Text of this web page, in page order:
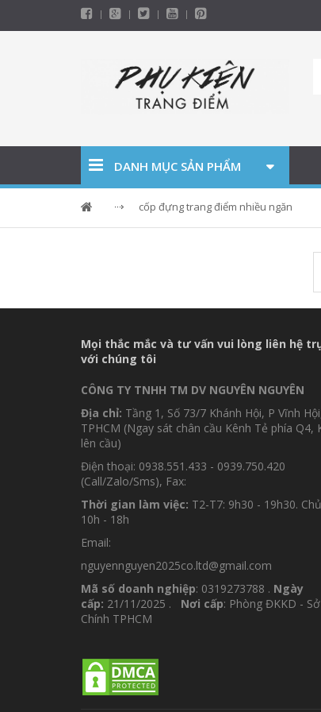
DANH MỤC SẢN PHẨM
cốp đựng trang điểm nhiều ngăn
Mọi thắc mắc và tư vấn vui lòng liên hệ
với chúng tôi
CÔNG TY TNHH TM DV NGUYÊN NGUYÊN
Địa chỉ: Tầng 1, Số 73/7 Khánh Hội, P Vĩnh
TPHCM (Ngay sát chân cầu Kênh Tẻ phía Q4,
lên cầu)
Điện thoại: 0938.551.433 - 0939.750.420
(Call/Zalo/Sms), Fax:
Thời gian làm việc: T2-T7: 9h30 - 19h30.
10h - 18h
Email:
nguyennguyen2025co.ltd@gmail.com
Mã số doanh nghiệp: 0319273788 . Ngày
cấp: 21/11/2025 . Nơi cấp: Phòng ĐKKD -
Chính TPHCM